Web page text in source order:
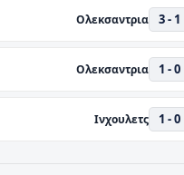
Ολεκσαντρια 3 - 1
Ολεκσαντρια 1 - 0
Ινχουλετς 1 - 0